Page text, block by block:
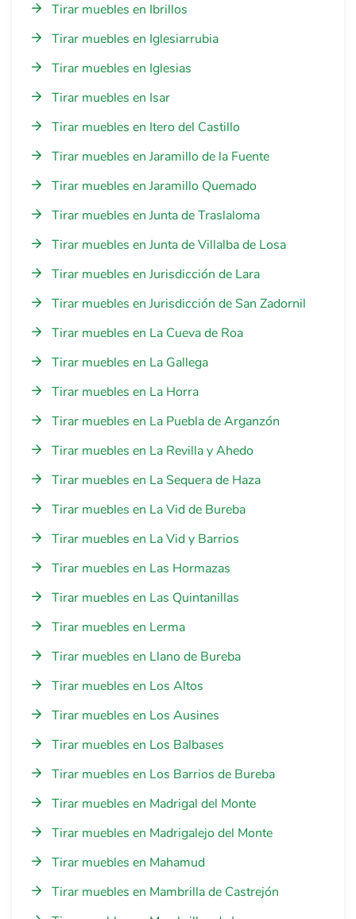
Tirar muebles en Ibrillos
Tirar muebles en Iglesiarrubia
Tirar muebles en Iglesias
Tirar muebles en Isar
Tirar muebles en Itero del Castillo
Tirar muebles en Jaramillo de la Fuente
Tirar muebles en Jaramillo Quemado
Tirar muebles en Junta de Traslaloma
Tirar muebles en Junta de Villalba de Losa
Tirar muebles en Jurisdicción de Lara
Tirar muebles en Jurisdicción de San Zadornil
Tirar muebles en La Cueva de Roa
Tirar muebles en La Gallega
Tirar muebles en La Horra
Tirar muebles en La Puebla de Arganzón
Tirar muebles en La Revilla y Ahedo
Tirar muebles en La Sequera de Haza
Tirar muebles en La Vid de Bureba
Tirar muebles en La Vid y Barrios
Tirar muebles en Las Hormazas
Tirar muebles en Las Quintanillas
Tirar muebles en Lerma
Tirar muebles en Llano de Bureba
Tirar muebles en Los Altos
Tirar muebles en Los Ausines
Tirar muebles en Los Balbases
Tirar muebles en Los Barrios de Bureba
Tirar muebles en Madrigal del Monte
Tirar muebles en Madrigalejo del Monte
Tirar muebles en Mahamud
Tirar muebles en Mambrilla de Castrejón